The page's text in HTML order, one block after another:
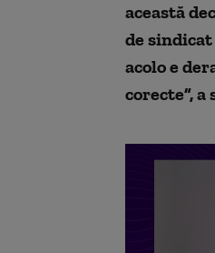
această
de sindicat
acolo e
corecte”,